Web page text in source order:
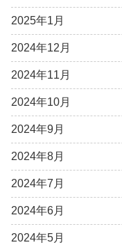
2025年1月
2024年12月
2024年11月
2024年10月
2024年9月
2024年8月
2024年7月
2024年6月
2024年5月